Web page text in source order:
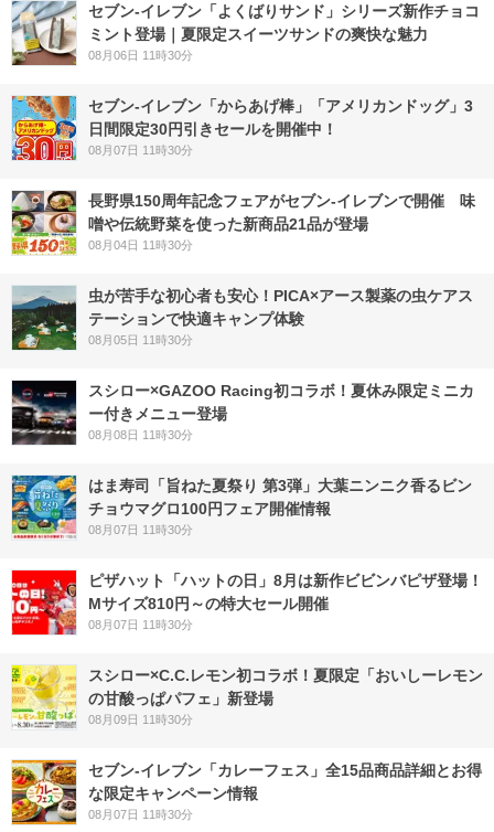
セブン‐イレブン「よくばりサンド」シリーズ新作チョコ
ミント登場｜夏限定スイーツサンドの爽快な魅力
08月06日 11時30分
セブン‐イレブン「からあげ棒」「アメリカンドッグ」3
日間限定30円引きセールを開催中！
08月07日 11時30分
長野県150周年記念フェアがセブン-イレブンで開催 味
噌や伝統野菜を使った新商品21品が登場
08月04日 11時30分
虫が苦手な初心者も安心！PICA×アース製薬の虫ケアス
テーションで快適キャンプ体験
08月05日 11時30分
スシロー×GAZOO Racing初コラボ！夏休み限定ミニカ
ー付きメニュー登場
08月08日 11時30分
はま寿司「旨ねた夏祭り 第3弾」大葉ニンニク香るビン
チョウマグロ100円フェア開催情報
08月07日 11時30分
ピザハット「ハットの日」8月は新作ビビンバピザ登場！
Mサイズ810円～の特大セール開催
08月07日 11時30分
スシロー×C.C.レモン初コラボ！夏限定「おいしーレモン
の甘酸っぱパフェ」新登場
08月09日 11時30分
セブン‐イレブン「カレーフェス」全15品商品詳細とお得
な限定キャンペーン情報
08月07日 11時30分